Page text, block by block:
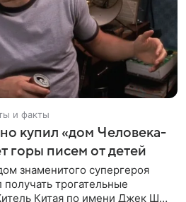
и факты
купил «дом Человека-
горы писем от детей
знаменитого супергероя
трогательные
Китая по имени Джек Ши